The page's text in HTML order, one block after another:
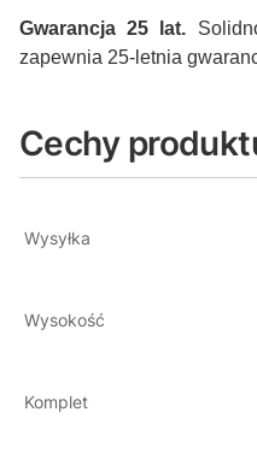
Gwarancja 25 lat.
zapewnia 25-letnia
Cechy
Wysyłka
Wysokość
Komplet